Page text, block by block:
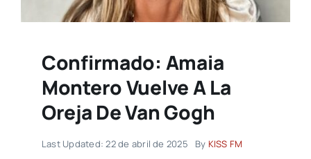
Confirmado: Amaia
Montero Vuelve A La
Oreja De Van Gogh
Last Updated: 22 de abril de 2025 By KISS FM